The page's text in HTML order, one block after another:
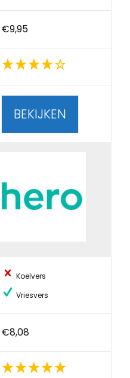
€9,95
BEKIJKEN
Koelvers
Vriesvers
€8,08